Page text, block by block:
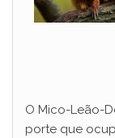
O Mico-Leão-
porte que